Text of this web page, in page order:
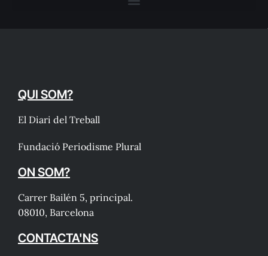
QUI SOM?
El Diari del Treball
Fundació Periodisme Plural
ON SOM?
Carrer Bailén 5, principal.
08010, Barcelona
CONTACTA'NS